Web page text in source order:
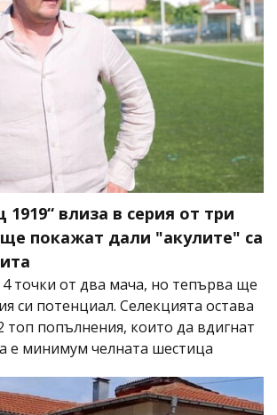
влиза в серия от три
покажат дали "акулите" са
точки от два мача, но тепърва ще
си потенциал. Селекцията остава
топ попълнения, които да вдигнат
е минимум челната шестица